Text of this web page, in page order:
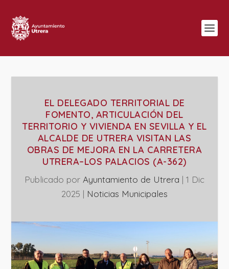
EL DELEGADO TERRITORIAL DE
FOMENTO, ARTICULACIÓN DEL
TERRITORIO Y VIVIENDA EN SEVILLA Y EL
ALCALDE DE UTRERA VISITAN LAS
OBRAS DE MEJORA EN LA CARRETERA
UTRERA–LOS PALACIOS (A-362)
Publicado por Ayuntamiento de Utrera | 1 Dic
2025 | ‎Noticias Municipales